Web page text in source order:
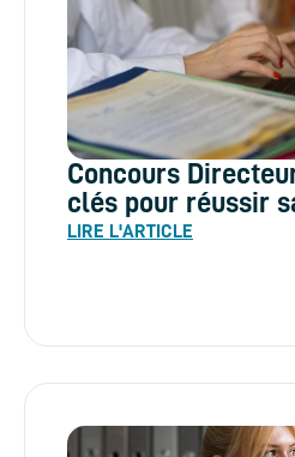
Concours
clés pour réussir
LIRE L'ARTICLE